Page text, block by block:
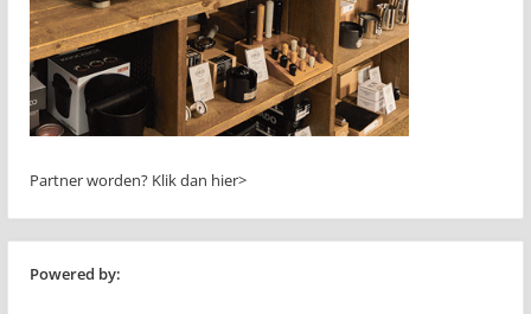
Partner worden? Klik dan hier>
Powered by: